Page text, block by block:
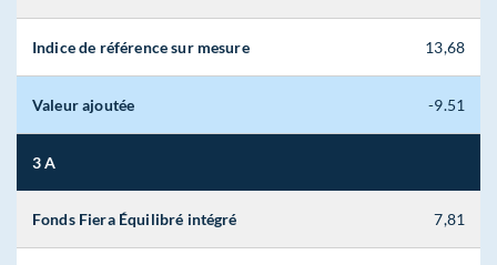
Indice de référence sur mesure 13,68
Valeur ajoutée -9.51
3 A
Fonds Fiera Équilibré intégré 7,81